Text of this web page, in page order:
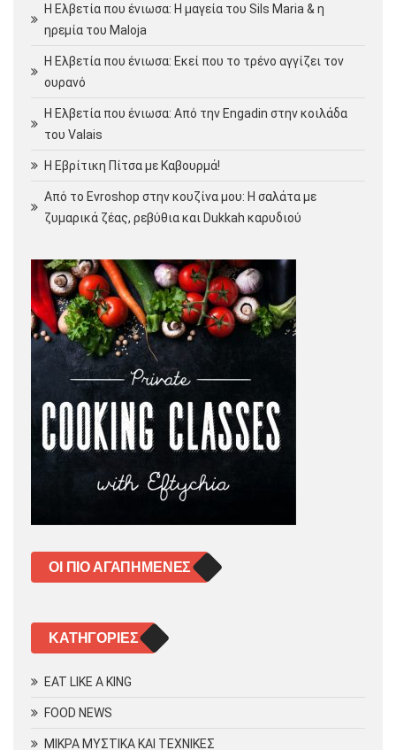
Η Ελβετία που ένιωσα: Η μαγεία του Sils Maria & η
ηρεμία του Maloja
Η Ελβετία που ένιωσα: Εκεί που το τρένο αγγίζει τον
ουρανό
Η Ελβετία που ένιωσα: Από την Engadin στην κοιλάδα
του Valais
Η Εβρίτικη Πίτσα με Καβουρμά!
Από το Evroshop στην κουζίνα μου: Η σαλάτα με
ζυμαρικά ζέας, ρεβύθια και Dukkah καρυδιού
ΟΙ ΠΙΟ ΑΓΑΠΗΜΈΝΕΣ
KΑΤΗΓΟΡΊΕΣ
EAT LIKE A KING
FOOD NEWS
ΜΙΚΡΑ ΜΥΣΤΙΚΑ ΚΑΙ ΤΕΧΝΙΚΕΣ